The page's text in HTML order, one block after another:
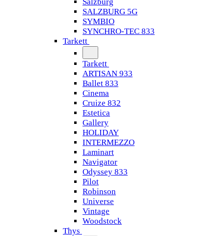
SALZBURG 5G
SYMBIO
SYNCHRO-TEC 833
Tarkett
Tarkett
ARTISAN 933
Ballet 833
Cinema
Cruize 832
Estetica
Gallery
HOLIDAY
INTERMEZZO
Laminart
Navigator
Odyssey 833
Pilot
Robinson
Universe
Vintage
Woodstock
Thys